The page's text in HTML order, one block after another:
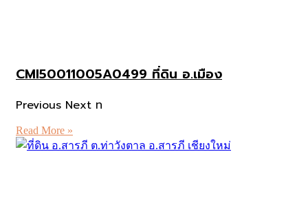
CMI50011005A0499 ที่ดิน อ.เมือง
Previous Next ท
Read More »